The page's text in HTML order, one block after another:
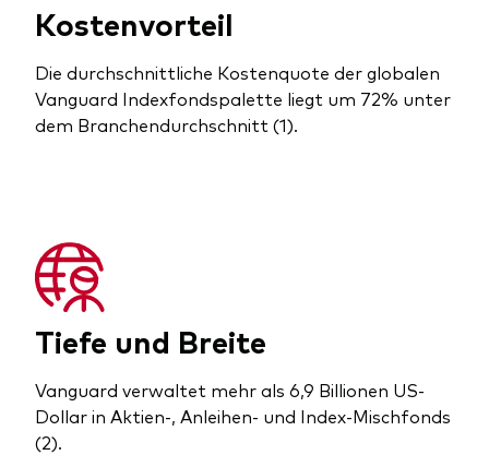
Kostenvorteil
Die durchschnittliche Kostenquote der globalen
Vanguard Indexfondspalette liegt um 72% unter
dem Branchendurchschnitt (1).
Tiefe und Breite
Vanguard verwaltet mehr als 6,9 Billionen US-
Dollar in Aktien-, Anleihen- und Index-Mischfonds
(2).